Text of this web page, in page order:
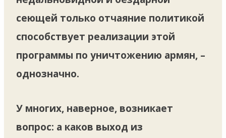
сеющей только отчаяние политикой
способствует реализации этой
программы по уничтожению армян, –
однозначно.
У многих, наверное, возникает
вопрос: а каков выход из